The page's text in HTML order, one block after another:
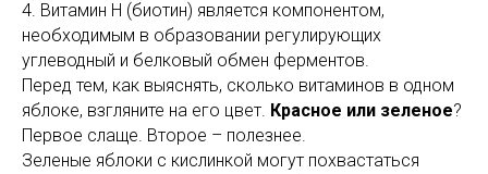
4. Витамин Н (биотин) является компонентом,
необходимым в образовании регулирующих
углеводный и белковый обмен ферментов.
Перед тем, как выяснять, сколько витаминов в одном
яблоке, взгляните на его цвет. Красное или зеленое?
Первое слаще. Второе – полезнее.
Зеленые яблоки с кислинкой могут похвастаться